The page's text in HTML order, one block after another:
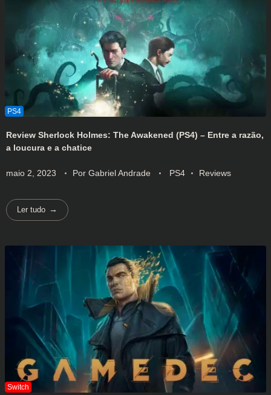
Review Sherlock Holmes: The Awakened (PS4) – Entre a razão,
a loucura e a chatice
maio 2, 2023 Por Gabriel Andrade PS4 Reviews
Ler tudo